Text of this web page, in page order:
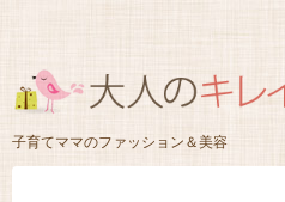
子育てママのファッション＆美容